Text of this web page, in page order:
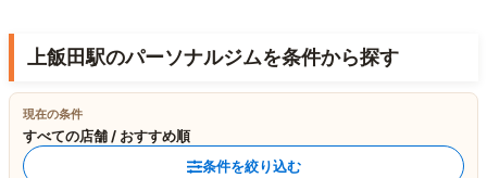
上飯田駅のパーソナルジムを条件から探す
現在の条件
すべての店舗 / おすすめ順
条件を絞り込む